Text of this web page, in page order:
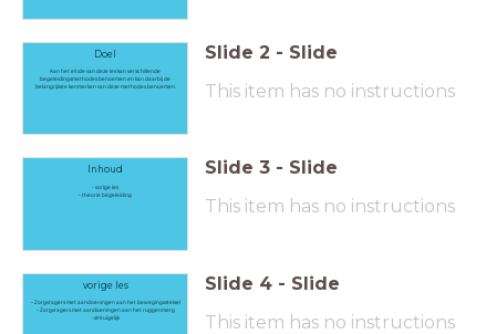
Doel
Aan het einde van deze les kan verschillende
begeleidingsmethodes benoemen en kan daarbij de
belangrijkste kenmerken van deze methodes benoemen.
Slide 2 - Slide
This item has no instructions
Inhoud
- vorige les
- theorie begeleiding
Slide 3 - Slide
This item has no instructions
vorige les
- Zorgvragers met aandoeningen aan het bewegingsstelsel
- Zorgvragers met aandoeningen aan het ruggenmerg
-zintuigelijk
Slide 4 - Slide
This item has no instructions